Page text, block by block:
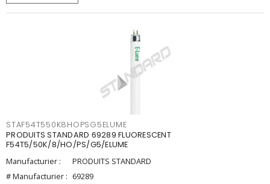
STAF54T550K8HOPSG5ELUME
PRODUITS STANDARD 69289 FLUORESCENT
F54T5/50K/8/HO/PS/G5/ELUME
Manufacturier :
PRODUITS STANDARD
# Manufacturier : 69289